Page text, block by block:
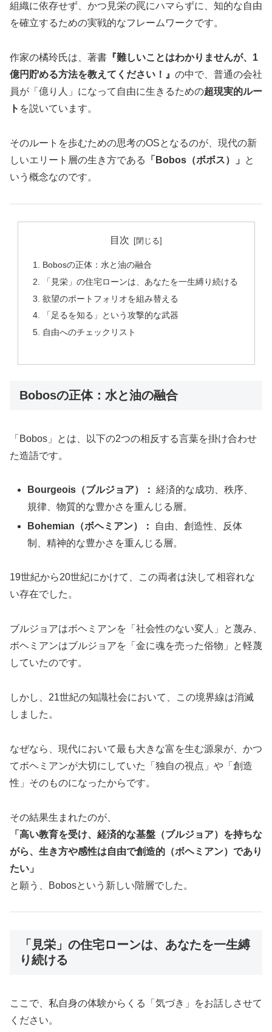
組織に依存せず、かつ見栄の罠にハマらずに、知的な自由
を確立するための実戦的なフレームワークです。
作家の橘玲氏は、著書 『難しいことはわかりませんが、1
億円貯める方法を教えてください！』 の中で、普通の会社
員が「億り人」になって自由に生きるための超現実的ルー
ト を説いています。
そのルートを歩むための思考のOSとなるのが、現代の新
しいエリート層の生き方である
「Bobos（ボボス）」
と
いう概念なのです。
目次
Bobosの正体：水と油の融合
「見栄」の住宅ローンは、あなたを一生縛り続ける
欲望のポートフォリオを組み替える
「足るを知る」という攻撃的な武器
自由へのチェックリスト
Bobosの正体：水と油の融合
「Bobos」とは、以下の2つの相反する言葉を掛け合わせ
た造語です。
Bourgeois（ブルジョア）： 経済的な成功、秩序、
規律、物質的な豊かさを重んじる層。
Bohemian（ボヘミアン）：
自由、創造性、反体
制、精神的な豊かさを重んじる層。
19世紀から20世紀にかけて、この両者は決して相容れな
い存在でした。
ブルジョアはボヘミアンを「社会性のない変人」と蔑み、
ボヘミアンはブルジョアを「金に魂を売った俗物」と軽蔑
していたのです。
しかし、21世紀の知識社会において、この境界線は消滅
しました。
なぜなら、現代において最も大きな富を生む源泉が、かつ
てボヘミアンが大切にしていた「独自の視点」や「創造
性」そのものになったからです。
その結果生まれたのが、
「高い教育を受け、経済的な基盤（ブルジョア）を持ちな
がら、生き方や感性は自由で創造的（ボヘミアン）であり
たい」
と願う、Bobosという新しい階層でした。
「見栄」の住宅ローンは、あなたを一生縛
り続ける
ここで、私自身の体験からくる「気づき」をお話しさせて
ください。